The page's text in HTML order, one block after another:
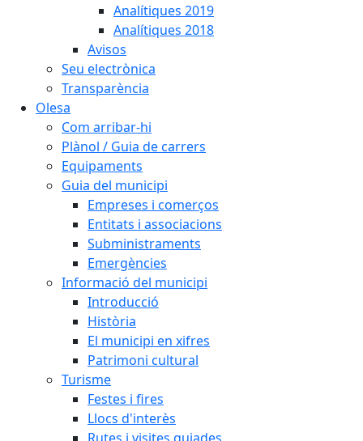
Analítiques 2019
Analítiques 2018
Avisos
Seu electrònica
Transparència
Olesa
Com arribar-hi
Plànol / Guia de carrers
Equipaments
Guia del municipi
Empreses i comerços
Entitats i associacions
Subministraments
Emergències
Informació del municipi
Introducció
Història
El municipi en xifres
Patrimoni cultural
Turisme
Festes i fires
Llocs d'interès